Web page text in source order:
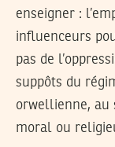
enseigner :
influenceurs
pas de
suppôts du
orwellienne, au
moral ou